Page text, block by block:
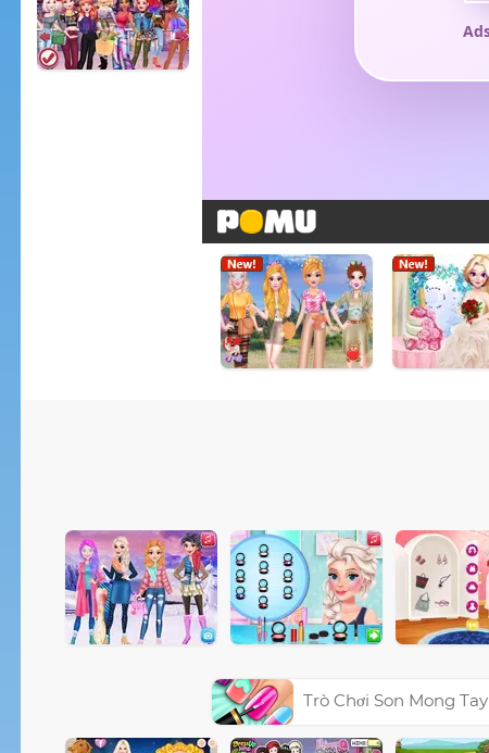
Trò Chơi Son Mong Tay